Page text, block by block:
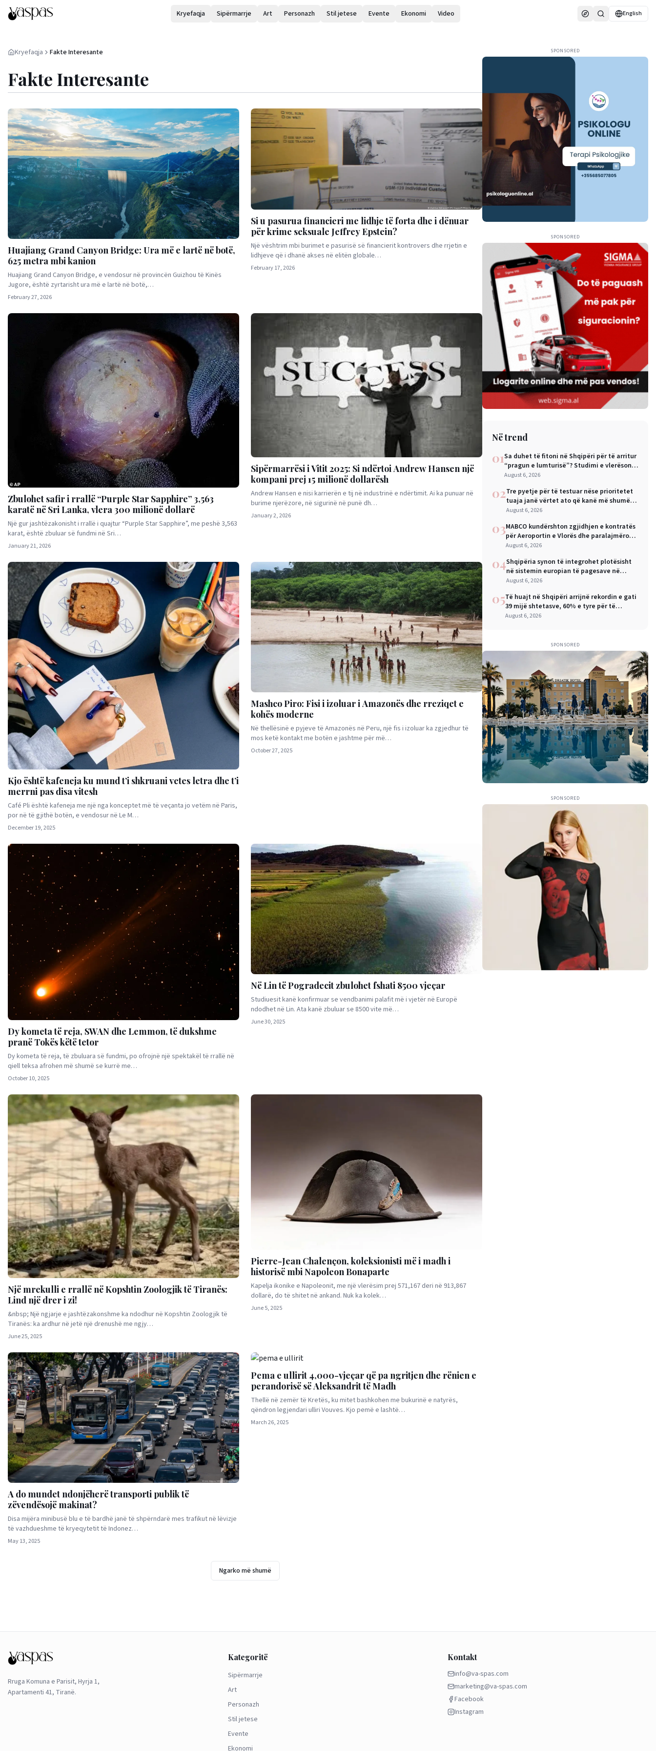
Kryefaqja Sipërmarrje Art Personazh Stil jetese Evente Ekonomi Video English
Kryefaqja Fakte Interesante
Fakte Interesante
Huajiang Grand Canyon Bridge: Ura më e lartë në botë,
625 metra mbi kanion
Huajiang Grand Canyon Bridge, e vendosur në provincën Guizhou të Kinës
Jugore, është zyrtarisht ura më e lartë në botë,…
February 27, 2026
Si u pasurua financieri me lidhje të forta dhe i dënuar
për krime seksuale Jeffrey Epstein?
Një vështrim mbi burimet e pasurisë së financierit kontrovers dhe rrjetin e
lidhjeve që i dhanë akses në elitën globale…
February 17, 2026
Zbulohet safir i rrallë “Purple Star Sapphire” 3,563
karatë në Sri Lanka, vlera 300 milionë dollarë
Një gur jashtëzakonisht i rrallë i quajtur “Purple Star Sapphire”, me peshë 3,563
karat, është zbuluar së fundmi në Sri…
January 21, 2026
Sipërmarrësi i Vitit 2025: Si ndërtoi Andrew Hansen një
kompani prej 15 milionë dollarësh
Andrew Hansen e nisi karrierën e tij në industrinë e ndërtimit. Ai ka punuar në
burime njerëzore, në sigurinë në punë dh…
January 2, 2026
Kjo është kafeneja ku mund t’i shkruani vetes letra dhe t’i
merrni pas disa vitesh
Café Pli është kafeneja me një nga konceptet më të veçanta jo vetëm në Paris,
por në të gjithë botën, e vendosur në Le M…
December 19, 2025
Mashco Piro: Fisi i izoluar i Amazonës dhe rreziqet e
kohës moderne
Në thellësinë e pyjeve të Amazonës në Peru, një fis i izoluar ka zgjedhur të
mos ketë kontakt me botën e jashtme për më…
October 27, 2025
Dy kometa të reja, SWAN dhe Lemmon, të dukshme
pranë Tokës këtë tetor
Dy kometa të reja, të zbuluara së fundmi, po ofrojnë një spektakël të rrallë në
qiell teksa afrohen më shumë se kurrë me…
October 10, 2025
Në Lin të Pogradecit zbulohet fshati 8500 vjeçar
Studiuesit kanë konfirmuar se vendbanimi palafit më i vjetër në Europë
ndodhet në Lin. Ata kanë zbuluar se 8500 vite më…
June 30, 2025
Një mrekulli e rrallë në Kopshtin Zoologjik të Tiranës:
Lind një drer i zi!
&nbsp; Një ngjarje e jashtëzakonshme ka ndodhur në Kopshtin Zoologjik të
Tiranës: ka ardhur në jetë një drenushë me ngjy…
June 25, 2025
Pierre-Jean Chalençon, koleksionisti më i madh i
historisë mbi Napoleon Bonaparte
Kapelja ikonike e Napoleonit, me një vlerësim prej 571,167 deri në 913,867
dollarë, do të shitet në ankand. Nuk ka kolek…
June 5, 2025
A do mundet ndonjëherë transporti publik të
zëvendësojë makinat?
Disa mijëra minibusë blu e të bardhë janë të shpërndarë mes trafikut në lëvizje
të vazhdueshme të kryeqytetit të Indonez…
May 13, 2025
Pema e ullirit 4,000-vjeçar që pa ngritjen dhe rënien e
perandorisë së Aleksandrit të Madh
Thellë në zemër të Kretës, ku mitet bashkohen me bukurinë e natyrës,
qëndron legjendari ulliri Vouves. Kjo pemë e lashtë…
March 26, 2025
Ngarko më shumë
SPONSORED
SPONSORED
Në trend
01Sa duhet të fitoni në Shqipëri për të arritur
“pragun e lumturisë”? Studimi e vlerëson
në 28 mijë dollarë në vit
August 6, 2026
02Tre pyetje për të testuar nëse prioritetet
tuaja janë vërtet ato që kanë më shumë
rëndësi
August 6, 2026
03MABCO kundërshton zgjidhjen e kontratës
për Aeroportin e Vlorës dhe paralajmëron
arbitrazh ndërkombëtar
August 6, 2026
04Shqipëria synon të integrohet plotësisht
në sistemin europian të pagesave në
nëntor, Sejko: Kursime të mëdha për
August 6, 2026
05Të huajt në Shqipëri arrijnë rekordin e gati
39 mijë shtetasve, 60% e tyre për të
punuar
August 6, 2026
SPONSORED
SPONSORED
Rruga Komuna e Parisit, Hyrja 1,
Apartamenti 41, Tiranë.
Kategoritë
Sipërmarrje
Art
Personazh
Stil jetese
Evente
Ekonomi
Kontakt
info@va-spas.com
marketing@va-spas.com
Facebook
Instagram